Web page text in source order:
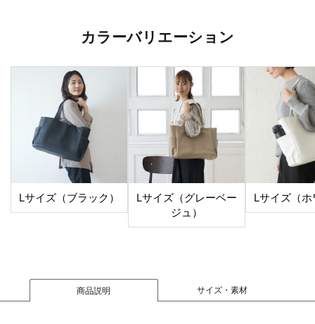
商品説明 サイズ・素材
カラーバリエーション
Lサイズ（ブラック）
Lサイズ（グレーベー
ジュ）
Lサイズ（